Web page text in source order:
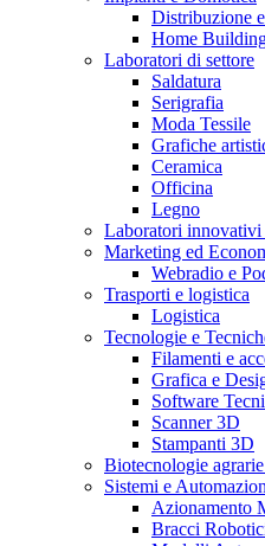
Distribuzione
Home
Laboratori di settore
Saldatura
Serigrafia
Moda Tessile
Grafiche
Ceramica
Officina
Legno
Laboratori innovativi
Marketing ed
Webradio e
Trasporti e logistica
Logistica
Tecnologie e
Filamenti e
Grafica e
Software
Scanner 3D
Stampanti 3D
Biotecnologie
Sistemi e
Azionamento
Bracci